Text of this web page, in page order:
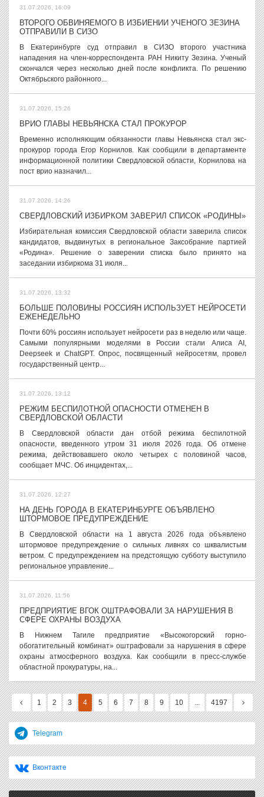
31.07.2026, 16:09
ВТОРОГО ОБВИНЯЕМОГО В ИЗБИЕНИИ УЧЕНОГО ЗЕЗИНА
ОТПРАВИЛИ В СИЗО
В Екатеринбурге суд отправил в СИЗО второго участника
нападения на член-корреспондента РАН Никиту Зезина. Ученый
скончался через несколько дней после конфликта. По решению
Октябрьского районного...
31.07.2026, 15:26
ВРИО ГЛАВЫ НЕВЬЯНСКА СТАЛ ПРОКУРОР
Временно исполняющим обязанности главы Невьянска стал экс-
прокурор города Егор Корнилов. Как сообщили в департаменте
информационной политики Свердловской области, Корнилова на
пост врио назначил...
31.07.2026, 14:26
СВЕРДЛОВСКИЙ ИЗБИРКОМ ЗАВЕРИЛ СПИСОК «РОДИНЫ»
Избирательная комиссия Свердловской области заверила список
кандидатов, выдвинутых в региональное Заксобрание партией
«Родина». Решение о заверении списка было принято на
заседании избиркома 31 июля...
31.07.2026, 13:32
БОЛЬШЕ ПОЛОВИНЫ РОССИЯН ИСПОЛЬЗУЕТ НЕЙРОСЕТИ
ЕЖЕНЕДЕЛЬНО
Почти 60% россиян использует нейросети раз в неделю или чаще.
Самыми популярными моделями в России стали Алиса AI,
Deepseek и ChatGPT. Опрос, посвященный нейросетям, провел
государственный центр...
31.07.2026, 13:12
РЕЖИМ БЕСПИЛОТНОЙ ОПАСНОСТИ ОТМЕНЕН В
СВЕРДЛОВСКОЙ ОБЛАСТИ
В Свердловской области дан отбой режима беспилотной
опасности, введенного утром 31 июля 2026 года. Об отмене
режима, действовавшего около четырех с половиной часов,
сообщает МЧС. Об инцидентах,...
31.07.2026, 12:27
НА ДЕНЬ ГОРОДА В ЕКАТЕРИНБУРГЕ ОБЪЯВЛЕНО
ШТОРМОВОЕ ПРЕДУПРЕЖДЕНИЕ
В Свердловской области на 1 августа 2026 года объявлено
штормовое предупреждение о сильных ливнях со шквалистым
ветром. С предупреждением на предстоящую субботу выступило
региональное управление...
31.07.2026, 11:56
ПРЕДПРИЯТИЕ ВГОК ОШТРАФОВАЛИ ЗА НАРУШЕНИЯ В
СФЕРЕ ОХРАНЫ ВОЗДУХА
В Нижнем Тагиле предприятие «Высокогорский горно-
обогатительный комбинат» оштрафовали за нарушения в сфере
охраны атмосферного воздуха. Как сообщили в пресс-службе
областной прокуратуры, на...
1 2 3 4 5 6 7 8 9 10 ... 4197
Telegram
Вконтакте